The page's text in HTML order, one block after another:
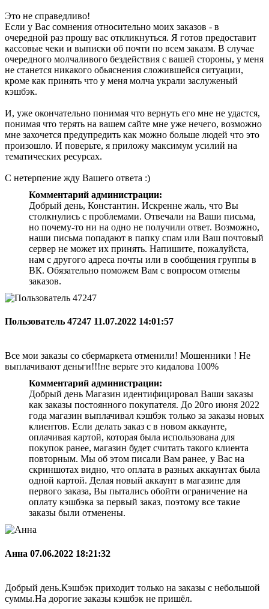
Это не справедливо!
Если у Вас сомнения относительно моих заказов - в
очередной раз прошу вас откликнуться. Я готов предоставит
кассовые чеки и выписки об почти по всем заказм. В случае
очередного молчаливого бездействия с вашей стороны, у меня
не станется никакого обьяснения сложившейся ситуации,
кроме как принять что у меня молча украли заслуженый
кэшбэк.
И, уже окончательно понимая что вернуть его мне не удастся,
понимая что терять на вашем сайте мне уже нечего, возможно
мне захочется предупредить как можно больше людей что это
произошло. И поверьте, я приложу максимум усилий на
тематических ресурсах.
С нетерпение жду Вашего ответа :)
Комментарий администрации:
Добрый день, Константин. Искренне жаль, что Вы
столкнулись с проблемами. Отвечали на Ваши письма,
но почему-то ни на одно не получили ответ. Возможно,
наши письма попадают в папку спам или Ваш почтовый
сервер не может их принять. Напишите, пожалуйста,
нам с другого адреса почты или в сообщения группы в
ВК. Обязательно поможем Вам с вопросом отмены
заказов.
Пользователь 47247 11.07.2022 14:01:57
Все мои заказы со сбермаркета отменили! Мошенники ! Не
выплачивают деньги!!!не верьте это кидалова 100%
Комментарий администрации:
Добрый день Магазин идентифицировал Ваши заказы
как заказы постоянного покупателя. До 20го июня 2022
года магазин выплачивал кэшбэк только за заказы новых
клиентов. Если делать заказ с в новом аккаунте,
оплачивая картой, которая была использована для
покупок ранее, магазин будет считать такого клиента
повторным. Мы об этом писали Вам ранее, у Вас на
скриншотах видно, что оплата в разных аккаунтах была
одной картой. Делая новый аккаунт в магазине для
первого заказа, Вы пытались обойти ограничение на
оплату кэшбэка за первый заказ, поэтому все такие
заказы были отменены.
Анна 07.06.2022 18:21:32
Добрый день.Кэшбэк приходит только на заказы с небольшой
суммы.На дорогие заказы кэшбэк не пришёл.